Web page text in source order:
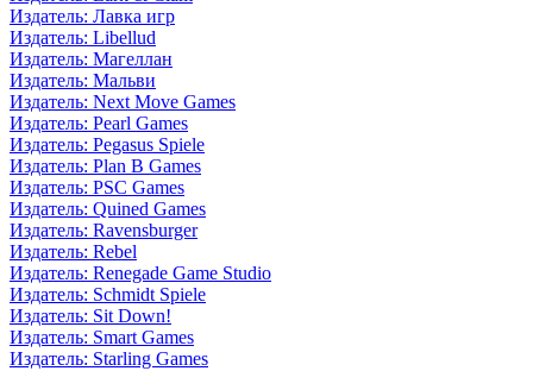
Издатель: Лавка игр
Издатель: Libellud
Издатель: Магеллан
Издатель: Мальви
Издатель: Next Move Games
Издатель: Pearl Games
Издатель: Pegasus Spiele
Издатель: Plan B Games
Издатель: PSC Games
Издатель: Quined Games
Издатель: Ravensburger
Издатель: Rebel
Издатель: Renegade Game Studio
Издатель: Schmidt Spiele
Издатель: Sit Down!
Издатель: Smart Games
Издатель: Starling Games